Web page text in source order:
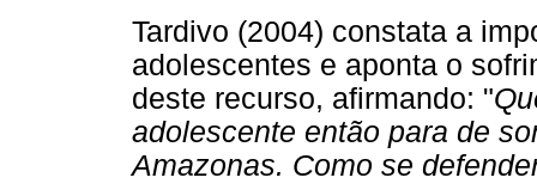
Tardivo (2004) constata a
adolescentes e aponta o
deste recurso, afirmando: "
adolescente então para de
Amazonas. Como se